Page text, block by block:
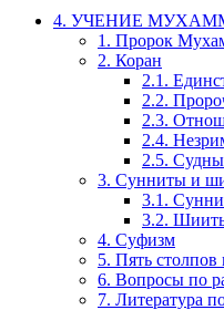
4. УЧЕНИЕ
1. Пророк
2. Коран
2.1.
2.2.
2.3.
2.4.
2.5.
3. Сунниты и
3.1.
3.2.
4. Суфизм
5. Пять
6. Вопросы по
7. Литература